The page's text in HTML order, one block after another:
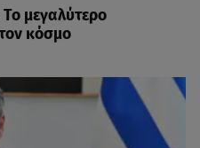
μεγαλύτερο
κόσμο